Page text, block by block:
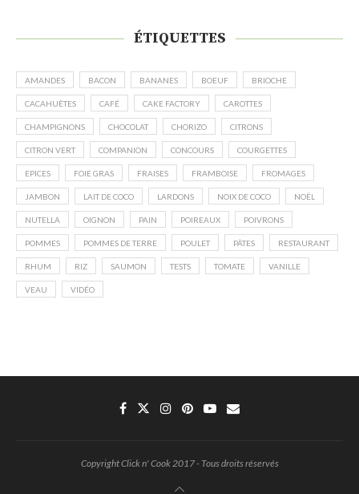
ÉTIQUETTES
AMANDES BACON BANANES BOEUF BRIOCHE
CACAHUÈTES CAFÉ CAKE FACTORY CAROTTES
CHAMPIGNONS CHOCOLAT CHORIZO CITRONS
CITRON VERT COMPANION CONCOURS COURGETTES
EPICES FOIE GRAS FRAISES FRAMBOISE FROMAGES
JAMBON LAIT DE COCO LARDONS NOIX DE COCO NOËL
NUTELLA OIGNON PAIN POIREAUX POIVRONS
POMMES POMMES DE TERRE POULET PÂTES RESTAURANT
RHUM RIZ SAUMON TESTS TOMATE VANILLE
VEAU VIDÉO
Copyright Click n' Cook 2017 - Tous droits réservés